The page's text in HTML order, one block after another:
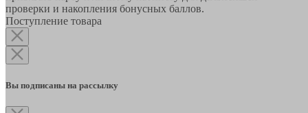
проверки и накопления бонусных баллов.
Поступление товара
Вы подписаны на рассылку